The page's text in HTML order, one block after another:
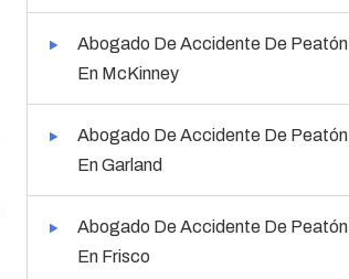
Abogado De Accidente De Peatón
En McKinney
Abogado De Accidente De Peatón
En Garland
Abogado De Accidente De Peatón
En Frisco